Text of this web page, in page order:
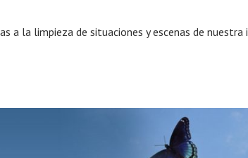
a la limpieza de situaciones y escenas de